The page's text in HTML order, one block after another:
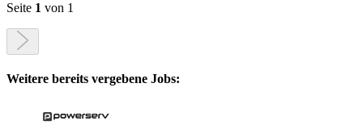
Seite 1 von 1
Weitere bereits vergebene Jobs: